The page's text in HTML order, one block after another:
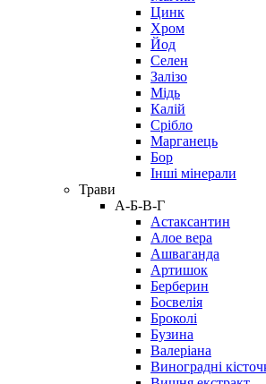
Цинк
Хром
Йод
Селен
Залізо
Мідь
Калій
Срібло
Марганець
Бор
Інші мінерали
Трави
А-Б-В-Г
Астаксантин
Алое вера
Ашваганда
Артишок
Берберин
Босвелія
Броколі
Бузина
Валеріана
Виноградні